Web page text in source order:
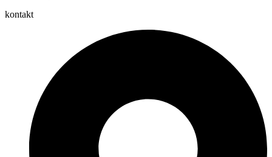
kontakt